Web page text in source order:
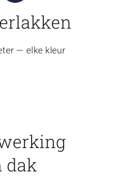
— elke kleur
dak